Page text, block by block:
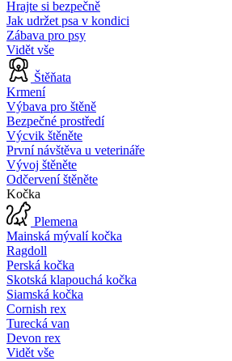
Hrajte si bezpečně
Jak udržet psa v kondici
Zábava pro psy
Vidět vše
Štěňata
Krmení
Výbava pro štěně
Bezpečné prostředí
Výcvik štěněte
První návštěva u veterináře
Vývoj štěněte
Odčervení štěněte
Kočka
Plemena
Mainská mývalí kočka
Ragdoll
Perská kočka
Skotská klapouchá kočka
Siamská kočka
Cornish rex
Turecká van
Devon rex
Vidět vše